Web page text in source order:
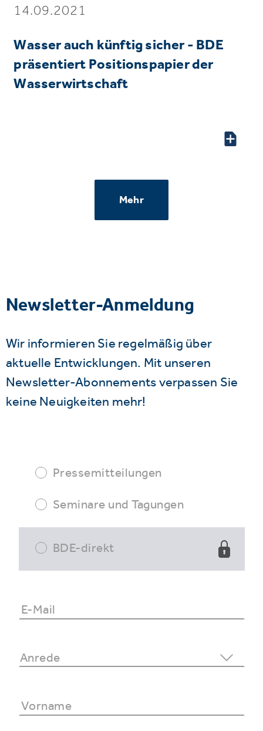
14.09.2021
Wasser auch künftig sicher - BDE
präsentiert Positionspapier der
Wasserwirtschaft
Mehr
Newsletter-Anmeldung
Wir informieren Sie regelmäßig über
aktuelle Entwicklungen. Mit unseren
Newsletter-Abonnements verpassen Sie
keine Neuigkeiten mehr!
Pressemitteilungen
Seminare und Tagungen
BDE-direkt